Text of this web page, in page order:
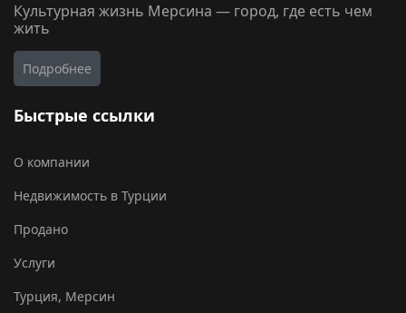
Культурная жизнь Мерсина — город, где есть чем
жить
Подробнее
Быстрые ссылки
О компании
Недвижимость в Турции
Продано
Услуги
Турция, Мерсин